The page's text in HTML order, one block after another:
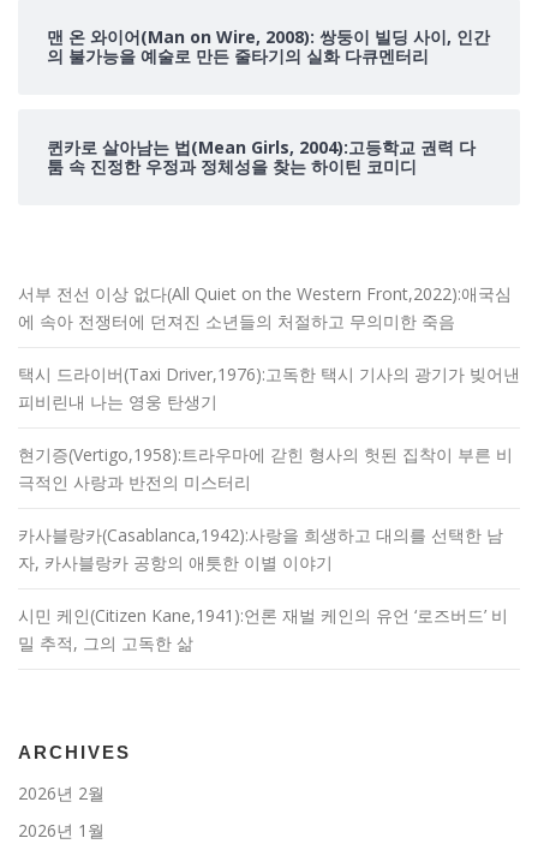
맨 온 와이어(Man on Wire, 2008): 쌍둥이 빌딩 사이, 인간
의 불가능을 예술로 만든 줄타기의 실화 다큐멘터리
퀸카로 살아남는 법(Mean Girls, 2004):고등학교 권력 다
툼 속 진정한 우정과 정체성을 찾는 하이틴 코미디
서부 전선 이상 없다(All Quiet on the Western Front,2022):애국심
에 속아 전쟁터에 던져진 소년들의 처절하고 무의미한 죽음
택시 드라이버(Taxi Driver,1976):고독한 택시 기사의 광기가 빚어낸
피비린내 나는 영웅 탄생기
현기증(Vertigo,1958):트라우마에 갇힌 형사의 헛된 집착이 부른 비
극적인 사랑과 반전의 미스터리
카사블랑카(Casablanca,1942):사랑을 희생하고 대의를 선택한 남
자, 카사블랑카 공항의 애틋한 이별 이야기
시민 케인(Citizen Kane,1941):언론 재벌 케인의 유언 ‘로즈버드’ 비
밀 추적, 그의 고독한 삶
ARCHIVES
2026년 2월
2026년 1월